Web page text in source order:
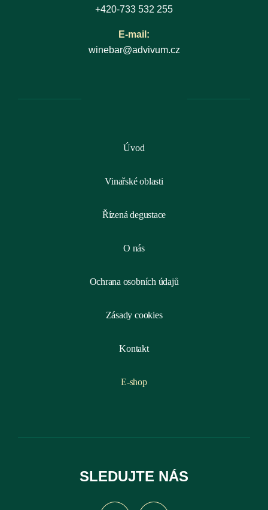
+420-733 532 255
E-mail:
winebar@advivum.cz
Úvod
Vinařské oblasti
Řízená degustace
O nás
Ochrana osobních údajů
Zásady cookies
Kontakt
E-shop
SLEDUJTE NÁS